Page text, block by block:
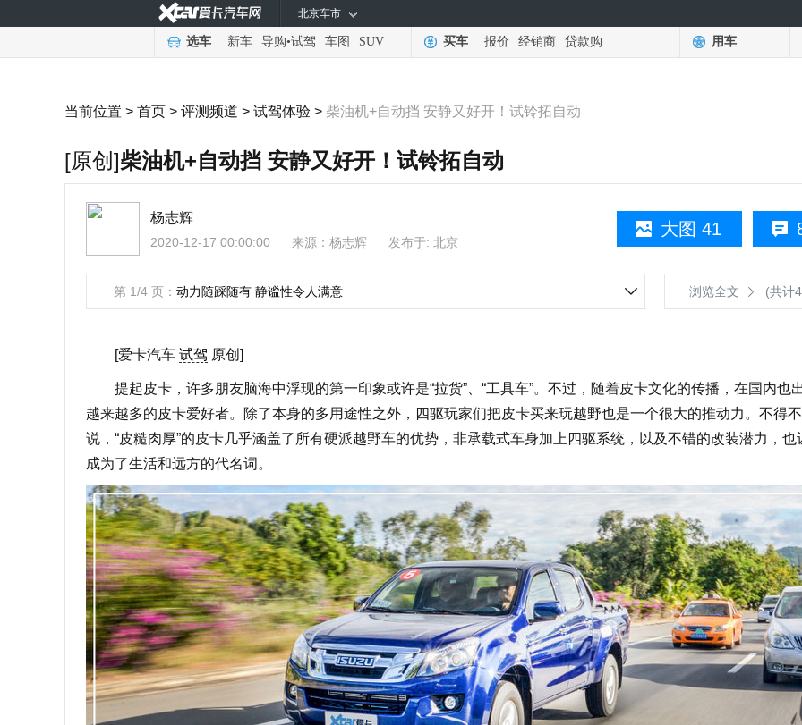
北京车市
选车 新车 导购•试驾 车图 SUV 买车 报价 经销商 贷款购 用车
当前位置 > 首页 > 评测频道 > 试驾体验 > 柴油机+自动挡 安静又好开！试铃拓自动
[原创]柴油机+自动挡 安静又好开！试铃拓自动
大图 41
杨志辉
2020-12-17 00:00:00 来源： 杨志辉 发布于: 北京
第 1/4 页： 动力随踩随有 静谧性令人满意 浏览全文 (共计
[爱卡汽车 试驾 原创]
提起皮卡，许多朋友脑海中浮现的第一印象或许是“拉货”、“工具车”。不过，随着皮卡文化的传播，在国内也
越来越多的皮卡爱好者。除了本身的多用途性之外，四驱玩家们把皮卡买来玩越野也是一个很大的推动力。不得不
说，“皮糙肉厚”的皮卡几乎涵盖了所有硬派越野车的优势，非承载式车身加上四驱系统，以及不错的改装潜力，也
成为了生活和远方的代名词。